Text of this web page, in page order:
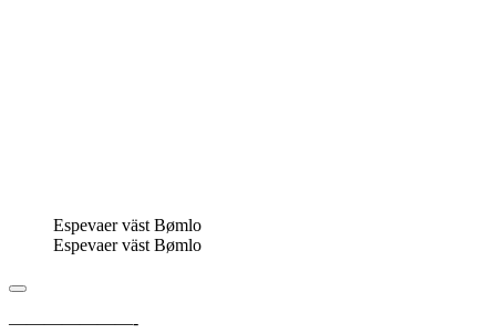
Espevaer väst Bømlo
Espevaer väst Bømlo
———————-